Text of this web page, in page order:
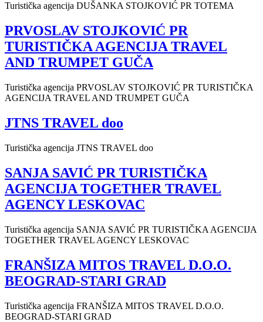
Turistička agencija DUŠANKA STOJKOVIĆ PR TOTEMA
PRVOSLAV STOJKOVIĆ PR
TURISTIČKA AGENCIJA TRAVEL
AND TRUMPET GUČA
Turistička agencija PRVOSLAV STOJKOVIĆ PR TURISTIČKA
AGENCIJA TRAVEL AND TRUMPET GUČA
JTNS TRAVEL doo
Turistička agencija JTNS TRAVEL doo
SANJA SAVIĆ PR TURISTIČKA
AGENCIJA TOGETHER TRAVEL
AGENCY LESKOVAC
Turistička agencija SANJA SAVIĆ PR TURISTIČKA AGENCIJA
TOGETHER TRAVEL AGENCY LESKOVAC
FRANŠIZA MITOS TRAVEL D.O.O.
BEOGRAD-STARI GRAD
Turistička agencija FRANŠIZA MITOS TRAVEL D.O.O.
BEOGRAD-STARI GRAD